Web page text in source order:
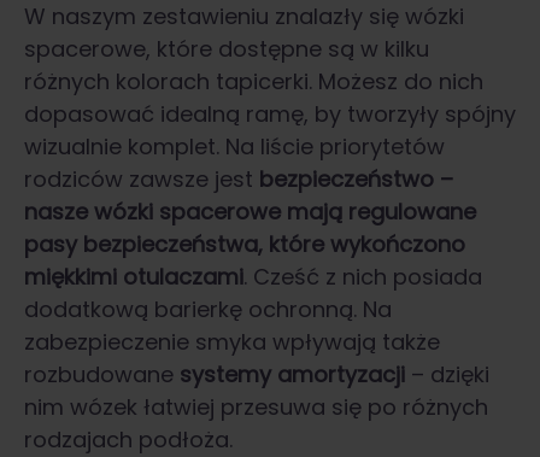
W naszym zestawieniu znalazły się wózki
spacerowe, które dostępne są w kilku
różnych kolorach tapicerki. Możesz do nich
dopasować idealną ramę, by tworzyły spójny
wizualnie komplet. Na liście priorytetów
rodziców zawsze jest bezpieczeństwo –
nasze wózki spacerowe mają regulowane
pasy bezpieczeństwa, które wykończono
miękkimi otulaczami. Cześć z nich posiada
dodatkową barierkę ochronną. Na
zabezpieczenie smyka wpływają także
rozbudowane systemy amortyzacji – dzięki
nim wózek łatwiej przesuwa się po różnych
rodzajach podłoża.